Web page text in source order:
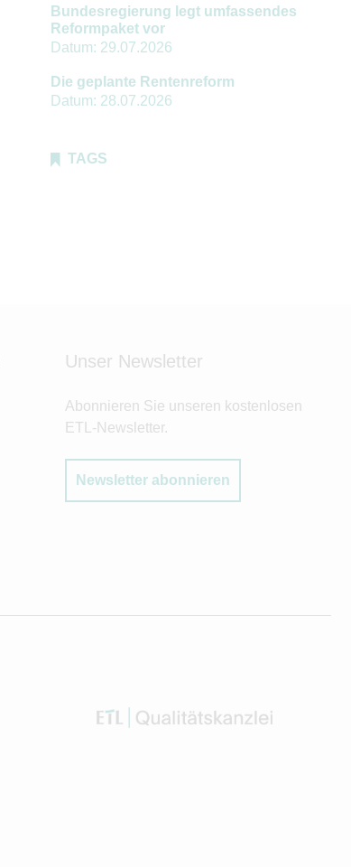
Bundesregierung legt umfassendes
Reformpaket vor
Datum: 29.07.2026
Die geplante Rentenreform
Datum: 28.07.2026
TAGS
Unser Newsletter
Abonnieren Sie unseren kostenlosen
ETL-Newsletter.
Newsletter abonnieren